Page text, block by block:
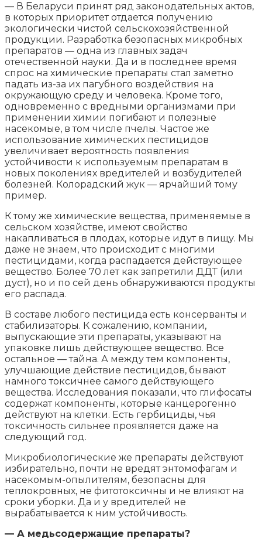
— В Беларуси принят ряд законодательных актов,
в которых приоритет отдается получению
экологически чистой сельскохозяйственной
продукции. Разработка безопасных микробных
препаратов — одна из главных задач
отечественной науки. Да и в последнее время
спрос на химические препараты стал заметно
падать из-за их пагубного воздействия на
окружающую среду и человека. Кроме того,
одновременно с вредными организмами при
применении химии погибают и полезные
насекомые, в том числе пчелы. Частое же
использование химических пестицидов
увеличивает вероятность появления
устойчивости к используемым препаратам в
новых поколениях вредителей и возбудителей
болезней. Колорадский жук — ярчайший тому
пример.
К тому же химические вещества, применяемые в
сельском хозяйстве, имеют свойство
накапливаться в плодах, которые идут в пищу. Мы
даже не знаем, что происходит с многими
пестицидами, когда распадается действующее
вещество. Более 70 лет как запретили ДДТ (или
дуст), но и по сей день обнаруживаются продукты
его распада.
В составе любого пестицида есть консерванты и
стабилизаторы. К сожалению, компании,
выпускающие эти препараты, указывают на
упаковке лишь действующее вещество. Все
остальное — тайна. А между тем компоненты,
улучшающие действие пестицидов, бывают
намного токсичнее самого действующего
вещества. Исследования показали, что глифосаты
содержат компоненты, которые канцерогенно
действуют на клетки. Есть гербициды, чья
токсичность сильнее проявляется даже на
следующий год.
Микробиологические же препараты действуют
избирательно, почти не вредят энтомофагам и
насекомым-опылителям, безопасны для
теплокровных, не фитотоксичны и не влияют на
сроки уборки. Да и у вредителей не
вырабатывается к ним устойчивость.
— А медьсодержащие препараты?